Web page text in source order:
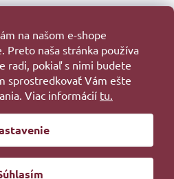
na našom e-shope
Preto naša stránka používa
radi, pokiaľ s nimi budete
sprostredkovať Vám ešte
Viac informácií tu.
Shoptet
. Všetky práva vyhradené.